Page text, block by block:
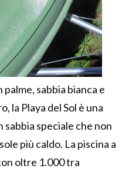
sabbia bianca e
la Playa del Sol è una
sabbia speciale che non
più caldo. La piscina a
oltre 1.000 tra